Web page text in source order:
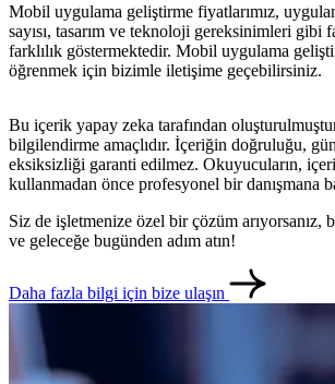
Mobil uygulama geliştirme fiyatlarımız,
sayısı, tasarım ve teknoloji gereksinimleri gibi
farklılık göstermektedir. Mobil uygulama
öğrenmek için bizimle iletişime geçebilirsiniz.
Bu içerik yapay zeka tarafından
bilgilendirme amaçlıdır. İçeriğin doğruluğu,
eksiksizliği garanti edilmez. Okuyucuların,
kullanmadan önce profesyonel bir danışmana
Siz de işletmenize özel bir çözüm arıyorsanız,
ve geleceğe bugünden adım atın!
Daha fazla bilgi için bize ulaşın